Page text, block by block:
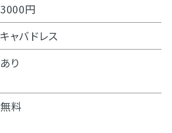
3000円
キャバドレス
あり
無料